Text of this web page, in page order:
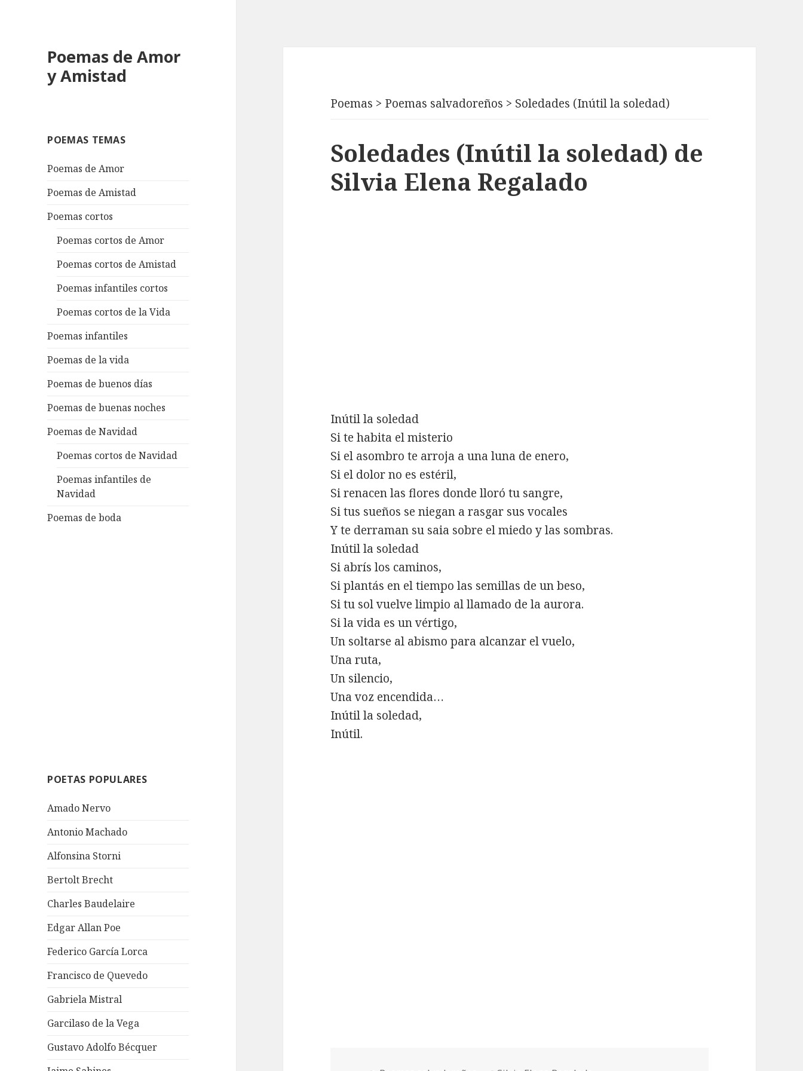
Poemas de Amor
y Amistad
POEMAS TEMAS
Poemas de Amor
Poemas de Amistad
Poemas cortos
Poemas cortos de Amor
Poemas cortos de Amistad
Poemas infantiles cortos
Poemas cortos de la Vida
Poemas infantiles
Poemas de la vida
Poemas de buenos días
Poemas de buenas noches
Poemas de Navidad
Poemas cortos de Navidad
Poemas infantiles de
Navidad
Poemas de boda
POETAS POPULARES
Amado Nervo
Antonio Machado
Alfonsina Storni
Bertolt Brecht
Charles Baudelaire
Edgar Allan Poe
Federico García Lorca
Francisco de Quevedo
Gabriela Mistral
Garcilaso de la Vega
Gustavo Adolfo Bécquer
Poemas > Poemas salvadoreños > Soledades (Inútil la soledad)
Soledades (Inútil la soledad) de
Silvia Elena Regalado
Inútil la soledad
Si te habita el misterio
Si el asombro te arroja a una luna de enero,
Si el dolor no es estéril,
Si renacen las flores donde lloró tu sangre,
Si tus sueños se niegan a rasgar sus vocales
Y te derraman su saia sobre el miedo y las sombras.
Inútil la soledad
Si abrís los caminos,
Si plantás en el tiempo las semillas de un beso,
Si tu sol vuelve limpio al llamado de la aurora.
Si la vida es un vértigo,
Un soltarse al abismo para alcanzar el vuelo,
Una ruta,
Un silencio,
Una voz encendida…
Inútil la soledad,
Inútil.